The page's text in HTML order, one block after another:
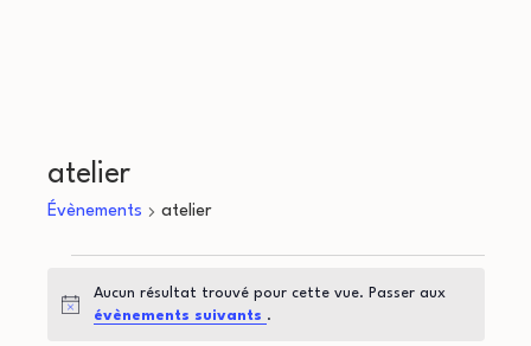
atelier
Évènements atelier
Évènements
Notice
Aucun résultat trouvé pour cette vue. Passer aux
évènements suivants .